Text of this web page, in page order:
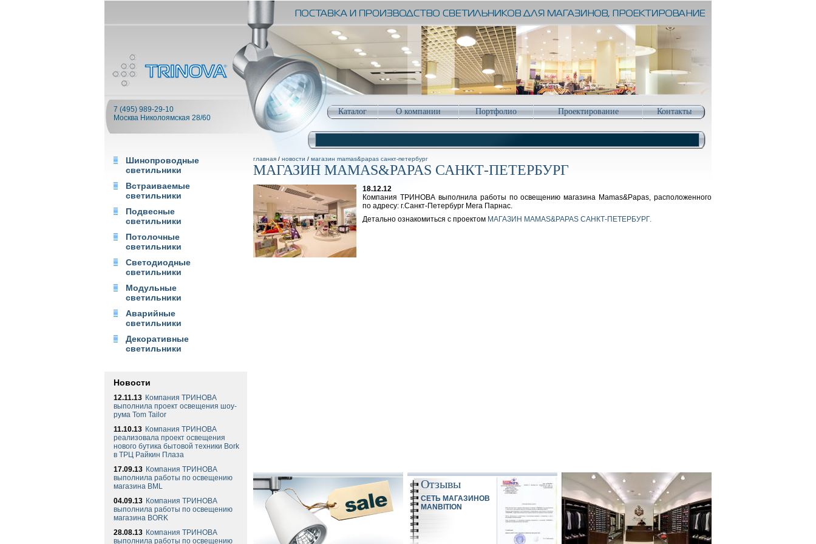
7 (495) 989-29-10
Москва Николоямская 28/60
Каталог О компании Портфолио Проектирование Контакты
Шинопроводные
светильники
Встраиваемые
светильники
Подвесные
светильники
Потолочные
светильники
Светодиодные
светильники
Модульные
светильники
Аварийные
светильники
Декоративные
светильники
Новости
12.11.13 Компания ТРИНОВА
выполнила проект освещения шоу-
рума Tom Tailor
11.10.13 Компания ТРИНОВА
реализовала проект освещения
нового бутика бытовой техники Bork
в ТРЦ Райкин Плаза
17.09.13 Компания ТРИНОВА
выполнила работы по освещению
магазина BML
04.09.13 Компания ТРИНОВА
выполнила работы по освещению
магазина BORK
28.08.13 Компания ТРИНОВА
выполнила работы по освещению
главная / новости / магазин mamas&papas санкт-петербург
МАГАЗИН MAMAS&PAPAS САНКТ-ПЕТЕРБУРГ
18.12.12
Компания ТРИНОВА выполнила работы по освещению магазина Mamas&Papas, расположенного
по адресу: г.Санкт-Петербург Мега Парнас.
Детально ознакомиться с проектом МАГАЗИН MAMAS&PAPAS САНКТ-ПЕТЕРБУРГ.
Отзывы
СЕТЬ МАГАЗИНОВ
MANBITION